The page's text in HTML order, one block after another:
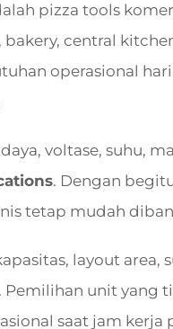
pizza tools
central
operasional
voltase, suhu,
. Dengan
tetap mudah
layout area,
Pemilihan unit
saat jam kerja